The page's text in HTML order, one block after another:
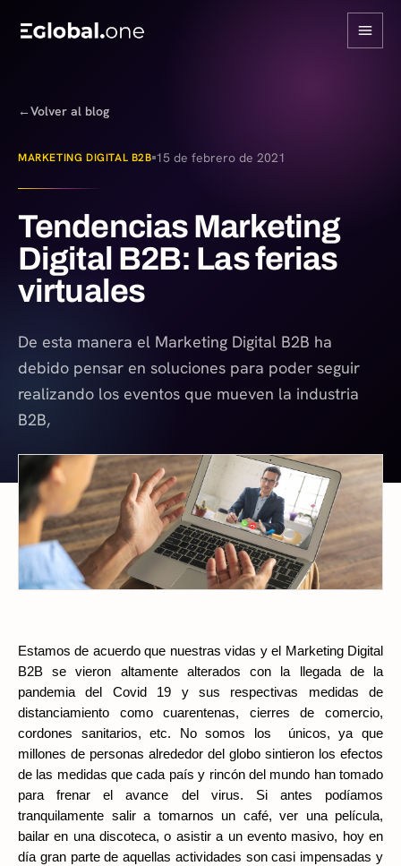
←Volver al blog
MARKETING DIGITAL B2B 15 de febrero de 2021
Tendencias Marketing
Digital B2B: Las ferias
virtuales
De esta manera el Marketing Digital B2B ha
debido pensar en soluciones para poder seguir
realizando los eventos que mueven la industria
B2B,
Estamos de acuerdo que nuestras vidas y el Marketing Digital
B2B se vieron altamente alterados con la llegada de la
pandemia del Covid 19 y sus respectivas medidas de
distanciamiento como cuarentenas, cierres de comercio,
cordones sanitarios, etc. No somos los  únicos, ya que
millones de personas alrededor del globo sintieron los efectos
de las medidas que cada país y rincón del mundo han tomado
para frenar el avance del virus. Si antes podíamos
tranquilamente salir a tomarnos un café, ver una película,
bailar en una discoteca, o asistir a un evento masivo, hoy en
día gran parte de aquellas actividades son casi impensadas y